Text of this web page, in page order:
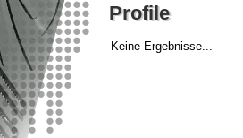
Profile
Profile
Keine Ergebnisse...